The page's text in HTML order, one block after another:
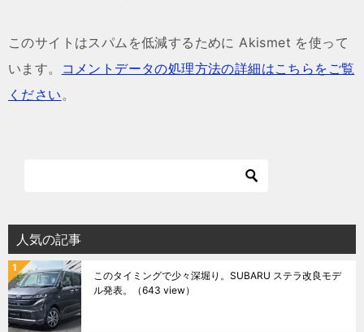
このサイトはスパムを低減するために Akismet を使って
います。
コメントデータの処理方法の詳細はこちらをご覧
ください。
人気の記事
このタイミングで少々深堀り。SUBARU ステラ改良モデ
ル発表。
（643 view）